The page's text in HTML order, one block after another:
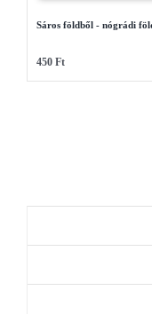
Sáros földből - nógrádi
450 Ft